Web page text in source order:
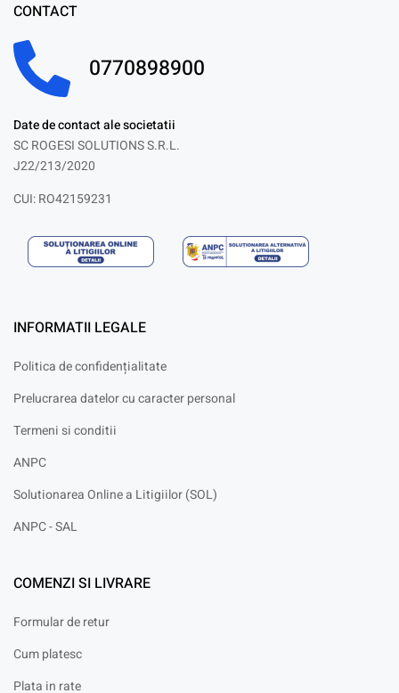
CONTACT
0770898900
Date de contact ale societatii
SC ROGESI SOLUTIONS S.R.L.
J22/213/2020
CUI: RO42159231
INFORMATII LEGALE
Politica de confidențialitate
Prelucrarea datelor cu caracter personal
Termeni si conditii
ANPC
Solutionarea Online a Litigiilor (SOL)
ANPC - SAL
COMENZI SI LIVRARE
Formular de retur
Cum platesc
Plata in rate